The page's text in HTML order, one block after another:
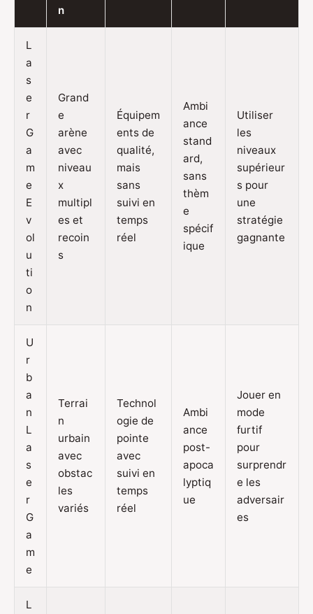
n
L
a
s
e
r
G
a
m
e
E
v
ol
u
ti
o
n
Grand
e
arène
avec
niveau
x
multipl
es et
recoin
s
Équipem
ents de
qualité,
mais
sans
suivi en
temps
réel
Ambi
ance
stand
ard,
sans
thèm
e
spécif
ique
Utiliser
les
niveaux
supérieur
s pour
une
stratégie
gagnante
U
r
b
a
n
L
a
s
e
r
G
a
m
e
Terrai
n
urbain
avec
obstac
les
variés
Technol
ogie de
pointe
avec
suivi en
temps
réel
Ambi
ance
post-
apoca
lyptiq
ue
Jouer en
mode
furtif
pour
surprendr
e les
adversair
es
L